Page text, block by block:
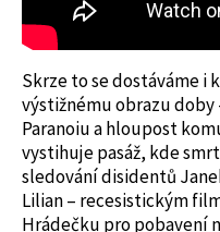
Skrze to se dostáváme i
výstižnému obrazu
Paranoiu a hloupost
vystihuje pasáž, kde
sledování disidentů
Lilian – recesistickým
Hrádečku pro pobavení